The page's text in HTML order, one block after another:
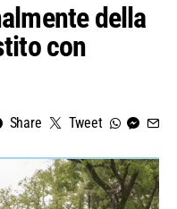
della
con
Share Tweet